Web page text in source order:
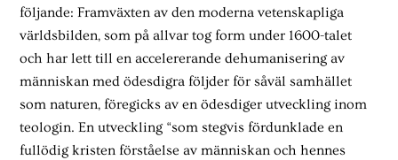
följande: Framväxten av den moderna vetenskapliga
världsbilden, som på allvar tog form under 1600-talet
och har lett till en accelererande dehumanisering av
människan med ödesdigra följder för såväl samhället
som naturen, föregicks av en ödesdiger utveckling inom
teologin. En utveckling “som stegvis fördunklade en
fullödig kristen förståelse av människan och hennes